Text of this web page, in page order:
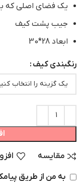
یک فضای اصلی که
جیب پشت کیف
ابعاد 28*30
رنگبندی کیف
مقایسه
به من از طریق